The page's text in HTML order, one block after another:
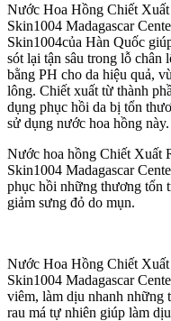
Nước Hoa Hồng Chiết
Skin1004 Madagascar
Skin1004của Hàn Quốc
sót lại tận sâu trong lỗ chân
bằng PH cho da hiệu quả,
lông. Chiết xuất từ thành
dụng phục hồi da bị tổn
sử dụng nước hoa hồng này.
Nước hoa hồng Chiết Xuất
Skin1004 Madagascar
phục hồi những thương tổn
giảm sưng đỏ do mụn.
Nước Hoa Hồng Chiết
Skin1004 Madagascar
viêm, làm dịu nhanh những
rau má tự nhiên giúp làm